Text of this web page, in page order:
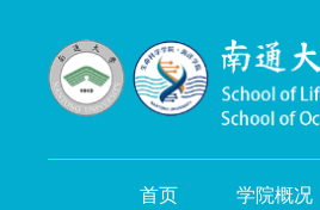
首页 学院概况